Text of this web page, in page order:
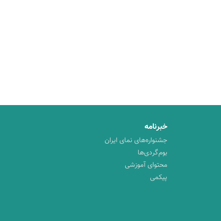
خبرنامه
جشنواره‌های نمای ایران
بوم‌گردی‌ها
محتوای آموزشی
پیکمی